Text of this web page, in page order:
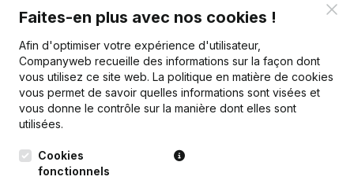
Bénéfices/pertes €72 178 €68 358
Capitaux propres € 125 353 78 175 29 816
Marge brute €105 087 €98 444 €45 675
Faites-en plus avec nos cookies !
Afin d'optimiser votre expérience d'utilisateur,
Companyweb recueille des informations sur la façon dont
vous utilisez ce site web. La politique en matière de cookies
vous permet de savoir quelles informations sont visées et
vous donne le contrôle sur la manière dont elles sont
utilisées.
Cookies
fonctionnels